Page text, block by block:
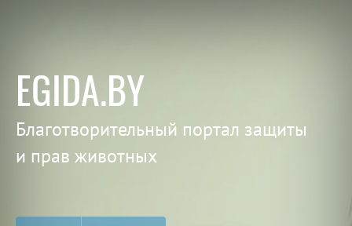
EGIDA.BY
Благотворительный портал защиты
и прав животных